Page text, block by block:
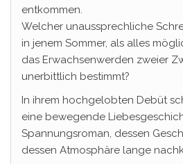
entkommen.
Welcher unaussprechliche
in jenem Sommer, als alles
das Erwachsenwerden zweier
unerbittlich bestimmt?
In ihrem hochgelobten Debüt
eine bewegende
Spannungsroman, dessen
dessen Atmosphäre lange